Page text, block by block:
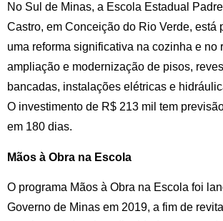
No Sul de Minas, a Escola Estadual
Castro, em Conceição do Rio Verde, está
uma reforma significativa na cozinha e no
ampliação e modernização de pisos,
bancadas, instalações elétricas e
O investimento de R$ 213 mil tem
em 180 dias.
Mãos à Obra na Escola
O programa Mãos à Obra na Escola foi
Governo de Minas em 2019, a fim de